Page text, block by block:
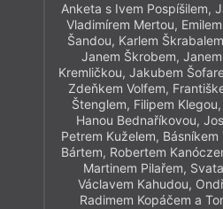
Anketa s Ivem Pospíšilem,
Vladimírem Mertou,
Šandou, Karlem
Janem Škrobem,
Kremličkou, Jakubem
Zdeňkem Volfem,
Štenglem, Filipem
Hanou Bednaříkovou,
Petrem Kuželem,
Bártem, Robertem
Martinem Pilařem,
Václavem Kahudou,
Radimem Kopáčem a